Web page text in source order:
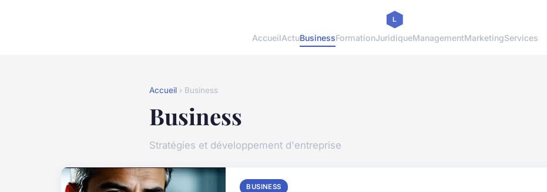
AccueilActuBusinessFormationJuridiqueManagementMarketingServices
Accueil › Business
Business
Stratégies et développement d'entreprise
BUSINESS